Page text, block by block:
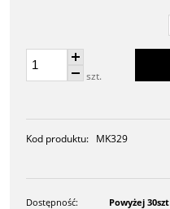
szt.
Kod produktu: MK329
Dostępność:
Powyżej 30szt